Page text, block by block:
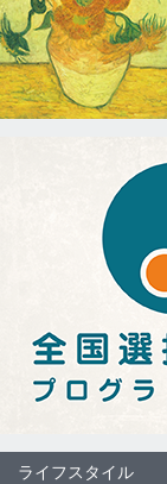
ライフスタイル